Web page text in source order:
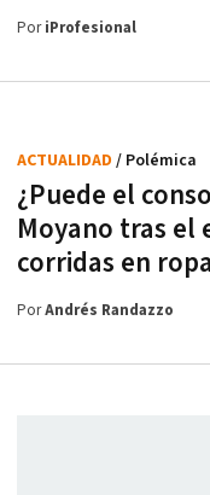
PoriProfesional
¿Puede el
Moyano tras el
corridas en
ACTUALIDAD / Polémica
PorAndrés Randazzo